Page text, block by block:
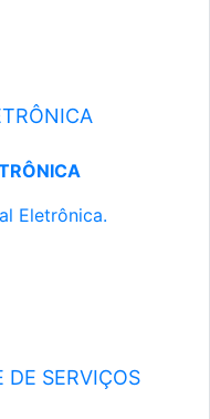
Eletrônica.
DE SERVIÇOS